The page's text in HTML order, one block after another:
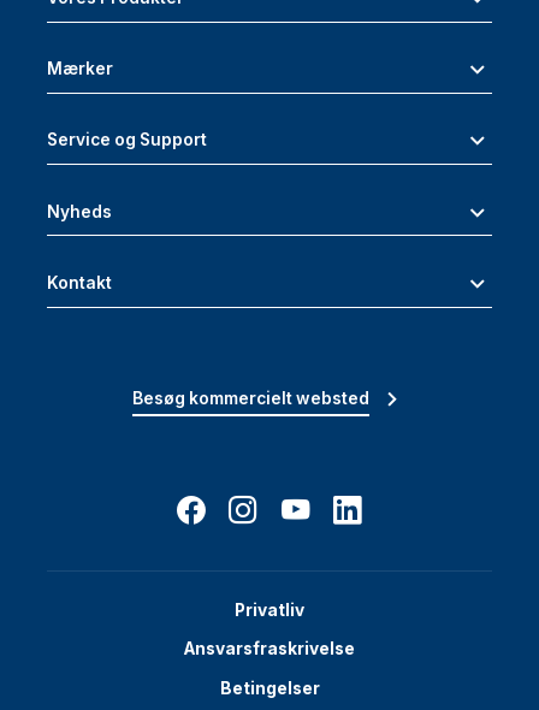
Mærker
Service og Support
Nyheds
Kontakt
Besøg kommercielt websted
Privatliv
Ansvarsfraskrivelse
Betingelser